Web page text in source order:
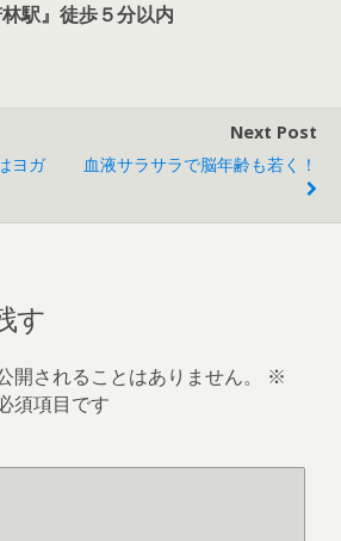
駅』徒歩５分以内
ヨガ
Next Post
血液サラサラで脳年齢も若く！
す
開されることはありません。
※
須項目です